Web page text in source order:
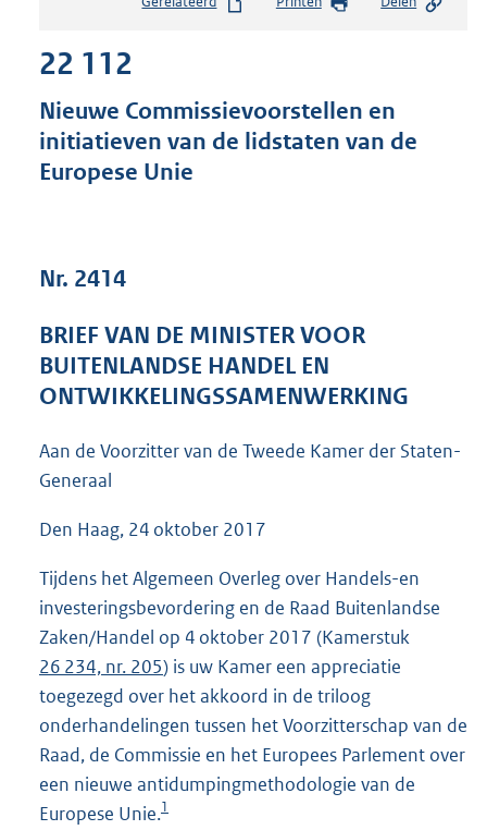
s
s
g
4
K
b
22 112
Nieuwe Commissievoorstellen en
initiatieven van de lidstaten van de
Europese Unie
Nr. 2414
BRIEF VAN DE MINISTER VOOR
BUITENLANDSE HANDEL EN
ONTWIKKELINGSSAMENWERKING
Aan de Voorzitter van de Tweede Kamer der Staten-
Generaal
Den Haag, 24 oktober 2017
Tijdens het Algemeen Overleg over Handels-en
investeringsbevordering en de Raad Buitenlandse
Zaken/Handel op 4 oktober 2017 (Kamerstuk
26 234, nr. 205) is uw Kamer een appreciatie
toegezegd over het akkoord in de triloog
onderhandelingen tussen het Voorzitterschap van de
Raad, de Commissie en het Europees Parlement over
een nieuwe antidumpingmethodologie van de
Europese Unie.1